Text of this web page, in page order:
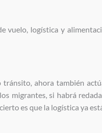
vuelo, logística y
tránsito, ahora también
migrantes, si habrá
es que la logística ya